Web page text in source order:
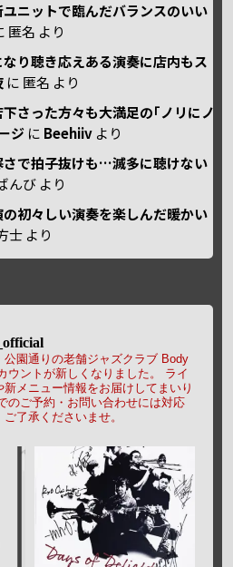
ニットで臨んだバランスのいい
匿名 より
り聴き応えある演奏に店内もス
に 匿名 より
さった方々も大満足の｢ノリにノ
ジ に Beehiiv より
さで拍子抜けも…滅多に聴けない
んび より
初々しい演奏を楽しんだ暖かい
士 より
公園通りの老舗ジャズクラブ Body
ウントが新しくなりました。
ライ
新メニュー情報をお届けしてまいり
のご予約・お問い合わせには対応
了承くださいませ。